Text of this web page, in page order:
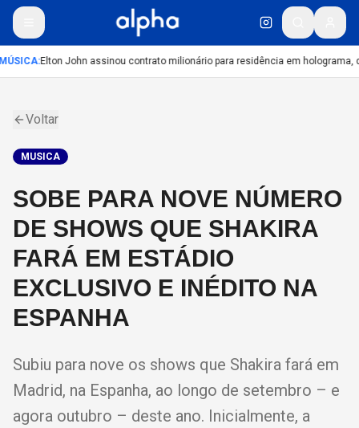
:Elton John assinou contrato milionário para residência em holograma,
Voltar
MUSICA
SOBE PARA NOVE NÚMERO
DE SHOWS QUE SHAKIRA
FARÁ EM ESTÁDIO
EXCLUSIVO E INÉDITO NA
ESPANHA
Subiu para nove os shows que Shakira fará em
Madrid, na Espanha, ao longo de setembro – e
agora outubro – deste ano. Inicialmente, a